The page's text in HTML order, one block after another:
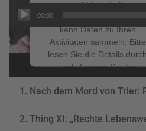
um Videoinhalte
einzubetten. Dieser Service
kann Daten zu Ihren
Aktivitäten sammeln. Bitte
lesen Sie die Details durch
und stimmen Sie der
Nutzung des Service zu,
dieses Video anzusehen.
Mehr Informationen
00:00
NEUESTE BEITRÄGE
Nach dem Mord von Trier:
Thing XI: „Rechte